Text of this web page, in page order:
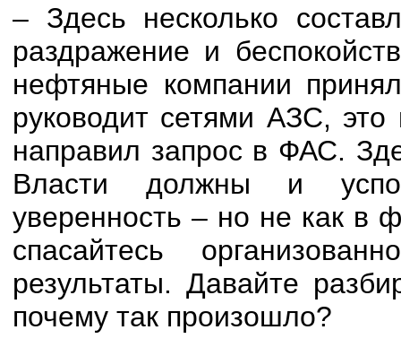
– Здесь несколько
раздражение и
нефтяные компании
руководит сетями АЗС,
направил запрос в ФАС.
Власти должны и
уверенность – но не как в
спасайтесь
результаты. Давайте
почему так произошло?